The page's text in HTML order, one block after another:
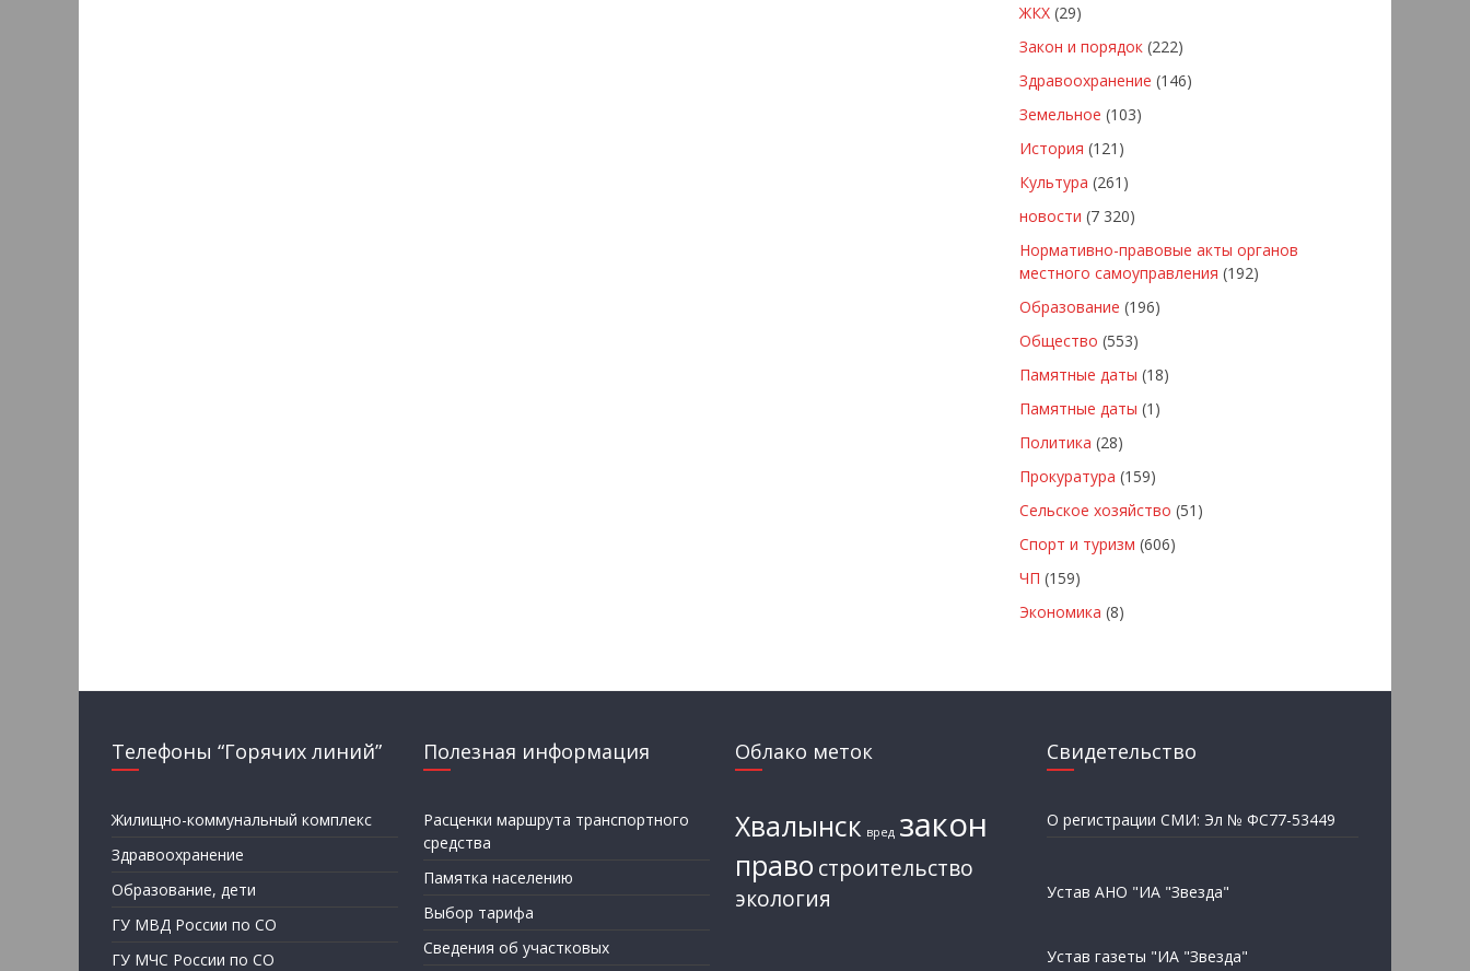
ЖКХ (29)
Закон и порядок (222)
Здравоохранение (146)
Земельное (103)
История (121)
Культура (261)
новости (7 320)
Нормативно-правовые акты органов
местного самоуправления (192)
Образование (196)
Общество (553)
Памятные даты (18)
Памятные даты (1)
Политика (28)
Прокуратура (159)
Сельское хозяйство (51)
Спорт и туризм (606)
ЧП (159)
Экономика (8)
Телефоны “Горячих линий”
Жилищно-коммунальный комплекс
Здравоохранение
Образование, дети
ГУ МВД России по СО
ГУ МЧС России по СО
Полезная информация
Расценки маршрута транспортного
средства
Памятка населению
Выбор тарифа
Сведения об участковых
Облако меток
Хвалынск вред закон
право строительство
экология
Свидетельство
О регистрации СМИ: Эл № ФС77-53449
Устав АНО "ИА "Звезда"
Устав газеты "ИА "Звезда"